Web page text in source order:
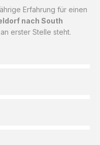
Erfahrung für einen
nach South
erster Stelle steht.